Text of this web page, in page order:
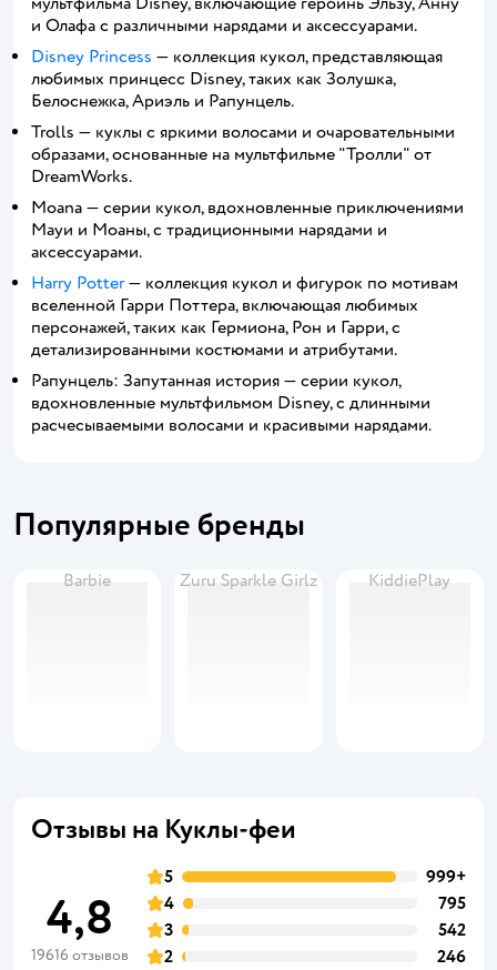
и Олафа с различными нарядами и аксессуарами.
Disney Princess — коллекция кукол, представляющая
любимых принцесс Disney, таких как Золушка,
Белоснежка, Ариэль и Рапунцель.
Trolls — куклы с яркими волосами и очаровательными
образами, основанные на мультфильме "Тролли" от
DreamWorks.
Moana — серии кукол, вдохновленные приключениями
Мауи и Моаны, с традиционными нарядами и
аксессуарами.
Harry Potter— коллекция кукол и фигурок по мотивам
вселенной Гарри Поттера, включающая любимых
персонажей, таких как Гермиона, Рон и Гарри, с
детализированными костюмами и атрибутами.
Рапунцель: Запутанная история — серии кукол,
вдохновленные мультфильмом Disney, с длинными
расчесываемыми волосами и красивыми нарядами.
Популярные бренды
Barbie Zuru Sparkle Girlz KiddiePlay
Отзывы на Куклы-феи
4,8
19616 отзывов
5
999+
4
795
3
542
2
246